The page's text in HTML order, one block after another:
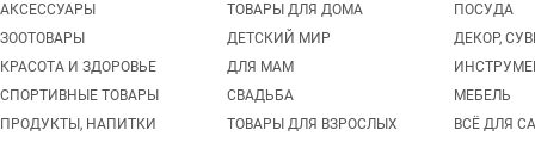
АКСЕССУАРЫ
ТОВАРЫ ДЛЯ ДОМА
ПОСУДА
ЗООТОВАРЫ
ДЕТСКИЙ МИР
ДЕКОР,
КРАСОТА И ЗДОРОВЬЕ
ДЛЯ МАМ
СПОРТИВНЫЕ ТОВАРЫ
СВАДЬБА
МЕБЕЛЬ
ПРОДУКТЫ, НАПИТКИ
ТОВАРЫ ДЛЯ ВЗРОСЛЫХ
ВСЁ ДЛЯ